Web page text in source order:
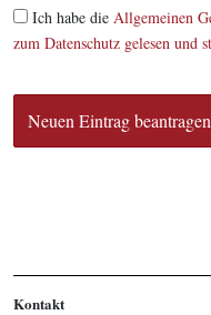
Ich habe die Allgemeinen
zum Datenschutz gelesen und
Kontakt